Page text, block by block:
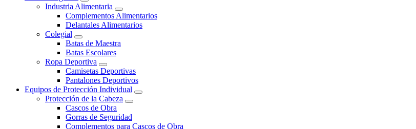
Industria Alimentaria
Complementos Alimentarios
Delantales Alimentarios
Colegial
Batas de Maestra
Batas Escolares
Ropa Deportiva
Camisetas Deportivas
Pantalones Deportivos
Equipos de Protección Individual
Protección de la Cabeza
Cascos de Obra
Gorras de Seguridad
Complementos para Cascos de Obra